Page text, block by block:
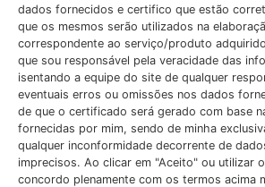
dados fornecidos e certifico que estão
que os mesmos serão utilizados na
correspondente ao serviço/produto
que sou responsável pela veracidade das
isentando a equipe do site de qualquer
eventuais erros ou omissões nos dados
de que o certificado será gerado com base
fornecidas por mim, sendo de minha
qualquer inconformidade decorrente de
imprecisos. Ao clicar em "Aceito" ou utilizar
concordo plenamente com os termos acima